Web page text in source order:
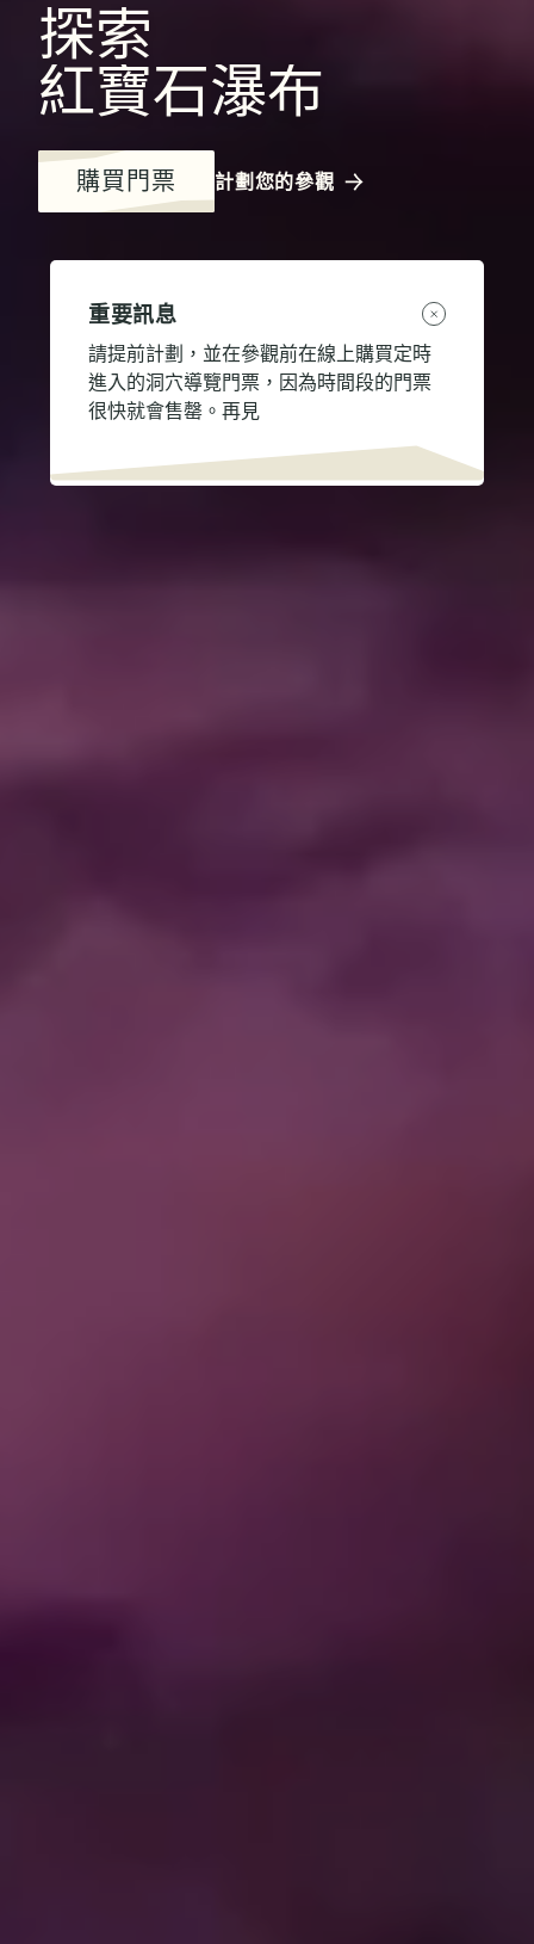
探索
紅寶石瀑布
購買門票 計劃您的參觀
重要訊息
請提前計劃，並在參觀前在線上購買定時
進入的洞穴導覽門票，因為時間段的門票
很快就會售罄。再見